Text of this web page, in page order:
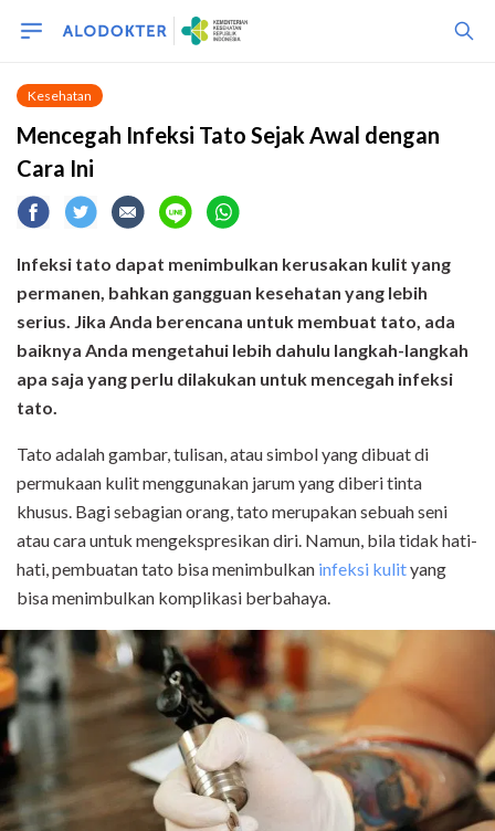
Kesehatan
Mencegah Infeksi Tato Sejak Awal dengan
Cara Ini
Infeksi tato dapat menimbulkan kerusakan kulit yang
permanen, bahkan gangguan kesehatan yang lebih
serius. Jika Anda berencana untuk membuat tato, ada
baiknya Anda mengetahui lebih dahulu langkah-langkah
apa saja yang perlu dilakukan untuk mencegah infeksi
tato.
Tato adalah gambar, tulisan, atau simbol yang dibuat di
permukaan kulit menggunakan jarum yang diberi tinta
khusus. Bagi sebagian orang, tato merupakan sebuah seni
atau cara untuk mengekspresikan diri. Namun, bila tidak hati-
hati, pembuatan tato bisa menimbulkan infeksi kulityang
bisa menimbulkan komplikasi berbahaya.